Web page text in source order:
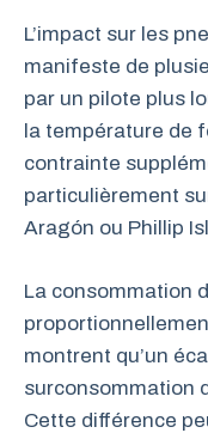
L’impact sur les
manifeste de
par un pilote plus
la température de
contrainte
particulièrement
Aragón ou Phillip
La consommation
montrent qu’un
surconsommation
Cette différence